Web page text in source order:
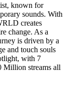
known for
sounds. With
creates
change. As a
is driven by a
and touch souls
with 7
Million streams all